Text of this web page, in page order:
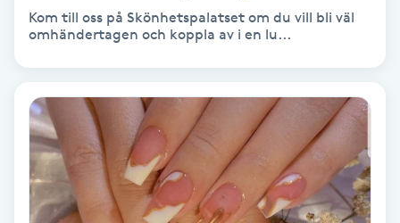
Hårbottenbehandling
Hårvård
Hälsa
Kom till oss på Skönhetspalatset om du vill bli väl
omhändertagen och koppla av i en lu...